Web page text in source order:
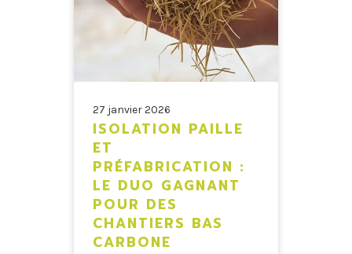
27 janvier 2026
ISOLATION PAILLE
ET
PRÉFABRICATION :
LE DUO GAGNANT
POUR DES
CHANTIERS BAS
CARBONE